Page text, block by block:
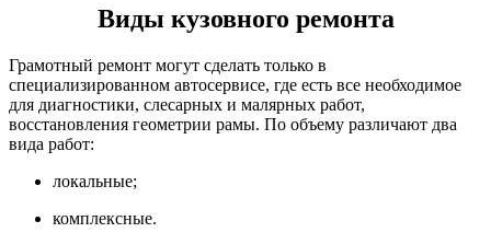
Виды кузовного ремонта
Грамотный ремонт могут сделать только в
специализированном автосервисе, где есть все необходимое
для диагностики, слесарных и малярных работ,
восстановления геометрии рамы. По объему различают два
вида работ:
локальные;
комплексные.